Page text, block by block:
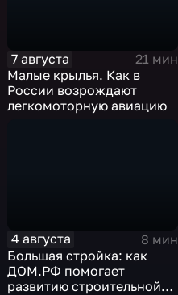
7 августа
21 мин
Малые крылья. Как в
России возрождают
легкомоторную авиацию
4 августа
8 мин
Большая стройка: как
ДОМ.РФ помогает
развитию строительной